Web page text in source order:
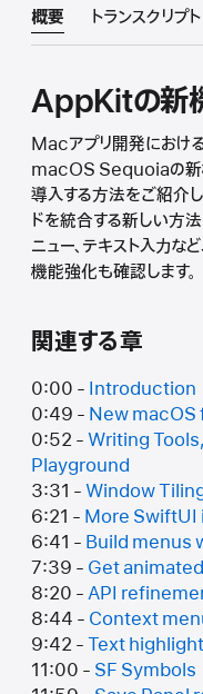
概要 トランスクリプト
AppKitの新
Macアプリ開発におけ
macOS Sequoiaの新
導入する方法をご紹介
ドを統合する新しい方法
ニュー、テキスト入力な
機能強化も確認します。
関連する章
0:00 - Introduction
0:49 - New macOS
0:52 - Writing
Playground
3:31 - Window
6:21 - More
6:41 - Build menus
7:39 - Get
8:20 - API
8:44 - Context
9:42 - Text
11:00 - SF Symbols